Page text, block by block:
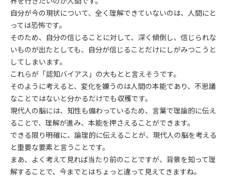
自分が今の現状について、全く理解できていないのは、人間にと
っては恐怖です。
そのため、自分の信じることに対して、深く傾倒し、信じられな
いものが出たとしても、自分が信じることだけにしがみつこうと
してしまいます。
これらが「認知バイアス」の大もとと言えそうです。
そのように考えると、変化を嫌うのは人間の本能であり、不思議
なことではないと分かるだけでも収穫です。
現代人の脳には、知性も備わっているため、言葉で理論的に伝え
ることで、理解が進み、本能を押さえることができます。
できる限り明確に、論理的に伝えることが、現代人の脳を考える
と重要な要素と言うことです。
まあ、よく考えて見れば当たり前のことですが、背景を知って理
解することで、今までとはちょっと違って見えてきますね。